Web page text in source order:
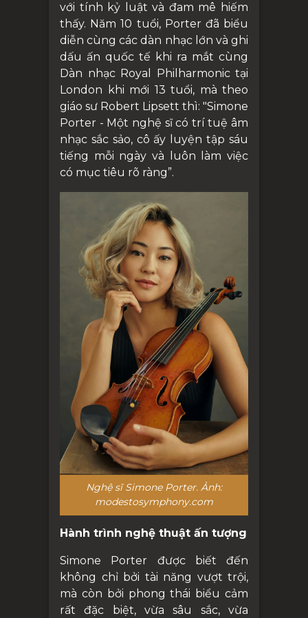
với tính kỷ luật và đam mê hiếm
thấy. Năm 10 tuổi, Porter đã biểu
diễn cùng các dàn nhạc lớn và ghi
dấu ấn quốc tế khi ra mắt cùng
Dàn nhạc Royal Philharmonic tại
London khi mới 13 tuổi, mà theo
giáo sư Robert Lipsett thì: "Simone
Porter - Một nghệ sĩ có trí tuệ âm
nhạc sắc sảo, cô ấy luyện tập sáu
tiếng mỗi ngày và luôn làm việc
có mục tiêu rõ ràng”.
Nghệ sĩ Simone Porter. Ảnh:
modestosymphony.com
Hành trình nghệ thuật ấn tượng
Simone Porter được biết đến
không chỉ bởi tài năng vượt trội,
mà còn bởi phong thái biểu cảm
rất đặc biệt, vừa sâu sắc, vừa